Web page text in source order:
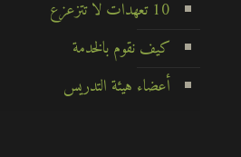
10 تعهدات لا تتزعزع
كيف نقوم بالخدمة
أعضاء هيئة التدريس